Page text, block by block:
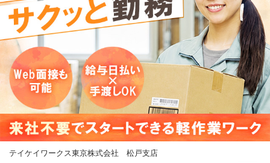
テイケイワークス東京株式会社 松戸支店